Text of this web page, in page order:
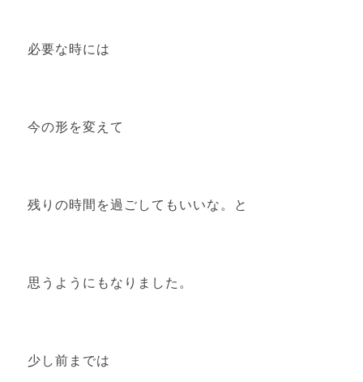
必要な時には
今の形を変えて
残りの時間を過ごしてもいいな。と
思うようにもなりました。
少し前までは